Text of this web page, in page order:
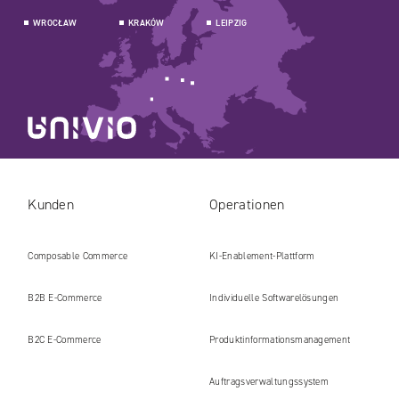
WROCŁAW KRAKÓW LEIPZIG
Kunden
Composable Commerce
B2B E‑Commerce
B2C E‑Commerce
Operationen
KI-Enablement-Plattform
Individuelle Softwarelösungen
Produkt​informations​management
Auftragsverwaltungssystem